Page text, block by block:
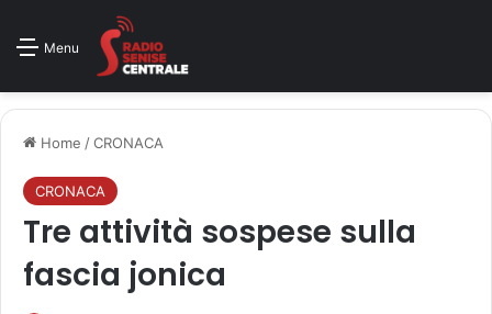
Menu
Home /CRONACA
CRONACA
Tre attività sospese sulla
fascia jonica